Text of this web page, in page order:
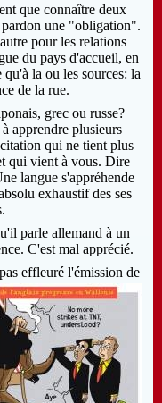
que connaître deux
une "obligation".
pour les relations
du pays d'accueil, en
la ou les sources: la
de la rue.
grec ou russe?
apprendre plusieurs
qui ne tient plus
qui vient à vous. Dire
langue s'appréhende
exhaustif des ses
parle allemand à un
C'est mal apprécié.
effleuré l'émission de